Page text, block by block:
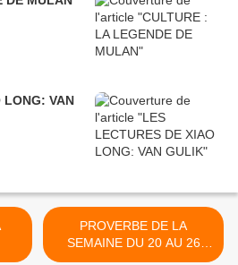
LONG: VAN
PROVERBE DE LA
SEMAINE DU 20 AU 26
AVRIL >